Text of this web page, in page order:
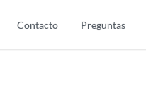
Contacto Preguntas